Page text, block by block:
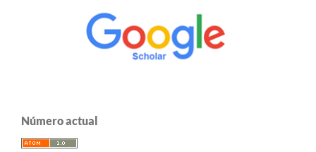
Número actual